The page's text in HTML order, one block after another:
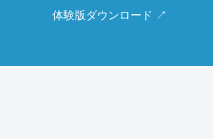
体験版ダウンロード ↗